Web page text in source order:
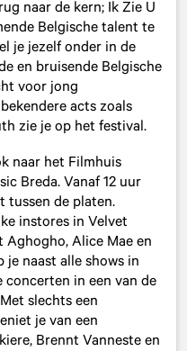
naar de kern; Ik Zie U
Belgische talent te
je jezelf onder in de
en bruisende Belgische
voor jong
acts zoals
zie je op het festival.
naar het Filmhuis
Breda. Vanaf 12 uur
tussen de platen.
instores in Velvet
Aghogho, Alice Mae en
je naast alle shows in
in een van de
slechts een
je van een
Brennt Vanneste en